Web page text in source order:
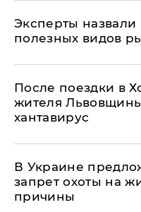
Эксперты
полезных видов
После поездки в
жителя
хантавирус
В Украине
запрет охоты на
причины